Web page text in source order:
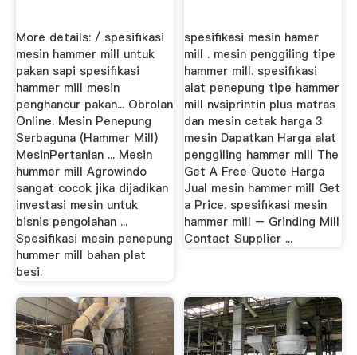
More details: / spesifikasi
mesin hammer mill untuk
pakan sapi spesifikasi
hammer mill mesin
penghancur pakan... Obrolan
Online. Mesin Penepung
Serbaguna (Hammer Mill)
MesinPertanian ... Mesin
hummer mill Agrowindo
sangat cocok jika dijadikan
investasi mesin untuk
bisnis pengolahan ...
Spesifikasi mesin penepung
hummer mill bahan plat
besi.
spesifikasi mesin hamer
mill . mesin penggiling tipe
hammer mill. spesifikasi
alat penepung tipe hammer
mill nvsiprintin plus matras
dan mesin cetak harga 3
mesin Dapatkan Harga alat
penggiling hammer mill The
Get A Free Quote Harga
Jual mesin hammer mill Get
a Price. spesifikasi mesin
hammer mill – Grinding Mill
Contact Supplier ...